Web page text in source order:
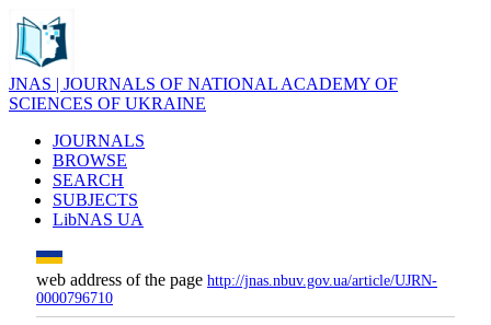
JNAS | JOURNALS OF NATIONAL ACADEMY OF
SCIENCES OF UKRAINE
JOURNALS
BROWSE
SEARCH
SUBJECTS
LibNAS UA
web address of the page http://jnas.nbuv.gov.ua/article/UJRN-
0000796710